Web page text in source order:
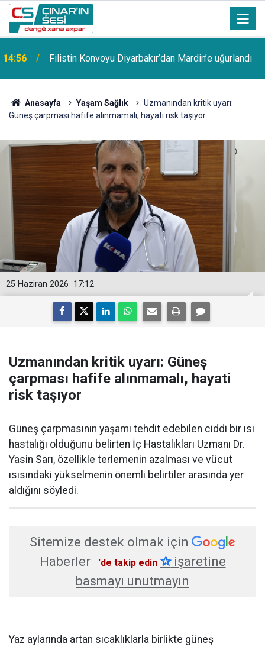
14:51
Diyarbakır'da coşkuyla karşılandı
Anasayfa Yaşam Sağlık
Uzmanından kritik uyarı:
Güneş çarpması hafife alınmamalı, hayati risk taşıyor
17:12
25 Haziran 2026
Uzmanından kritik uyarı: Güneş
çarpması hafife alınmamalı, hayati
risk taşıyor
Güneş çarpmasının yaşamı tehdit edebilen ciddi bir ısı
hastalığı olduğunu belirten İç Hastalıkları Uzmanı Dr.
Yasin Sarı, özellikle terlemenin azalması ve vücut
ısısındaki yükselmenin önemli belirtiler arasında yer
aldığını söyledi.
Sitemize destek olmak için
Haberler
'de takip edin ✰işaretine
basmayı unutmayın
Yaz aylarında artan sıcaklıklarla birlikte güneş